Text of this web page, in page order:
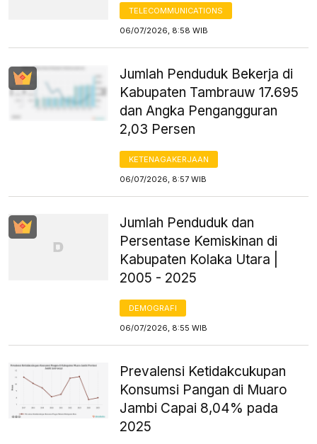
TELECOMMUNICATIONS
06/07/2026, 8:58 WIB
Jumlah Penduduk Bekerja di
Kabupaten Tambrauw 17.695
dan Angka Pengangguran
2,03 Persen
KETENAGAKERJAAN
06/07/2026, 8:57 WIB
Jumlah Penduduk dan
Persentase Kemiskinan di
Kabupaten Kolaka Utara |
2005 - 2025
DEMOGRAFI
06/07/2026, 8:55 WIB
Prevalensi Ketidakcukupan
Konsumsi Pangan di Muaro
Jambi Capai 8,04% pada
2025